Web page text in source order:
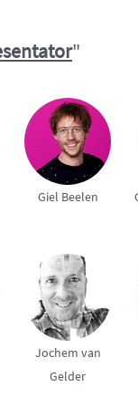
"
Giel Beelen
Jochem van
Gelder